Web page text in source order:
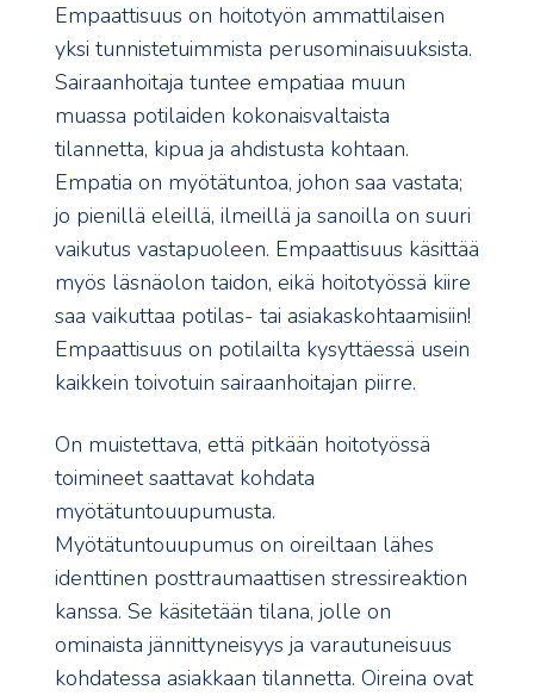
Empaattisuus on hoitotyön ammattilaisen
yksi tunnistetuimmista perusominaisuuksista.
Sairaanhoitaja tuntee empatiaa muun
muassa potilaiden kokonaisvaltaista
tilannetta, kipua ja ahdistusta kohtaan.
Empatia on myötätuntoa, johon saa vastata;
jo pienillä eleillä, ilmeillä ja sanoilla on suuri
vaikutus vastapuoleen. Empaattisuus käsittää
myös läsnäolon taidon, eikä hoitotyössä kiire
saa vaikuttaa potilas- tai asiakaskohtaamisiin!
Empaattisuus on potilailta kysyttäessä usein
kaikkein toivotuin sairaanhoitajan piirre.
On muistettava, että pitkään hoitotyössä
toimineet saattavat kohdata
myötätuntouupumusta.
Myötätuntouupumus on oireiltaan lähes
identtinen posttraumaattisen stressireaktion
kanssa. Se käsitetään tilana, jolle on
ominaista jännittyneisyys ja varautuneisuus
kohdatessa asiakkaan tilannetta. Oireina ovat